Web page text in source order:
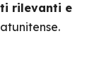
rilevanti e